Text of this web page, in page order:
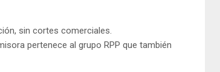
sin cortes comerciales.
pertenece al grupo RPP que también